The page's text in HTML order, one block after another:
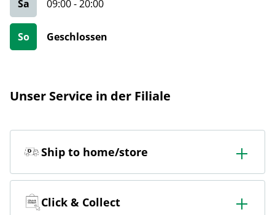
Sa 09:00-20:00
So Geschlossen
Unser Service in der Filiale
Ship to home/store
In der Filiale bestellen & in die Filiale oder nach Hause
liefern lassen.
Click & Collect